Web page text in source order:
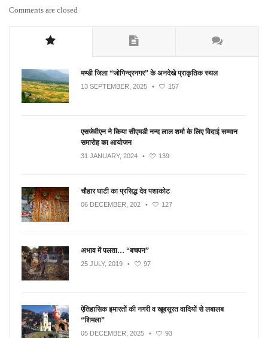
Comments are closed
मण्डी जिला “जोगिन्द्रनगर” के अनदेखे प्राकृतिक स्थल
13 SEPTEMBER, 2025 • 157
एसजेवीएन ने किया सीएमडी नन्‍द लाल शर्मा के लिए विदाई सम्मान
समारोह का आयोजन
31 JANUARY, 2024 • 139
चौहार घाटी का प्रसिद्ध देव पशाकोट
06 DECEMBER, 202 • 127
अभाव में पलता… “बचपन”
25 JULY, 2019 • 97
ऐतिहासिक इमारतों की नगरी व खूबसूरत वादियों से लबालब
“शिमला”
05 DECEMBER, 2025 • 93